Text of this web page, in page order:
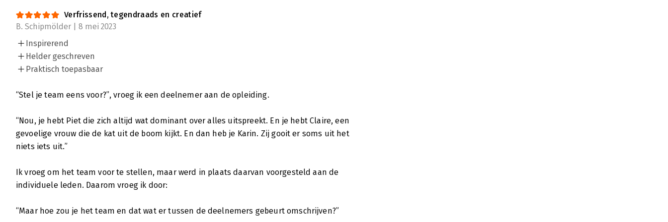
Tussentaal - Een prachtig boek over de 8e functie van taal
Jaap van 't Hek | 30 november 2022
Marijke Spanjersberg bracht een prachtig boek uit: ‘Tussentaal’. Hoe kunnen we
geïndividualiseerde tijd heeft een dominant psychologiserend denken
Lees verder
Verfrissend, tegendraads en creatief
B. Schipmölder | 8 mei 2023
Inspirerend
Helder geschreven
Praktisch toepasbaar
“Stel je team eens voor?”, vroeg ik een deelnemer aan de opleiding.
“Nou, je hebt Piet die zich altijd wat dominant over alles uitspreekt. En je hebt Claire, een
gevoelige vrouw die de kat uit de boom kijkt. En dan heb je Karin. Zij gooit er soms uit het
niets iets uit.”
Ik vroeg om het team voor te stellen, maar werd in plaats daarvan voorgesteld aan de
individuele leden. Daarom vroeg ik door:
“Maar hoe zou je het team en dat wat er tussen de deelnemers gebeurt omschrijven?”